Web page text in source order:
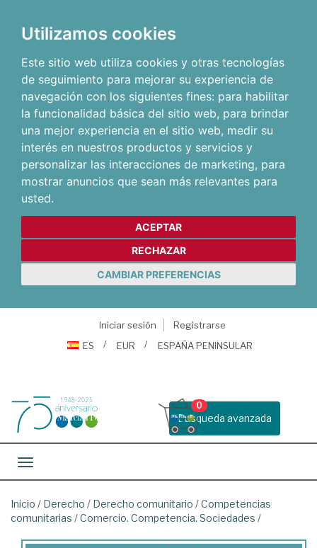
Utilizamos cookies
Este sitio web utiliza cookies y otras tecnologías
de seguimiento para mejorar su experiencia de
navegación con los siguientes fines: para habilitar
la funcionalidad básica del sitio web, para brindar
una mejor experiencia en el sitio web, medir su
interés en nuestros productos y servicios y
personalizar las interacciones de marketing, para
mostrar anuncios que sean más relevantes para
usted.
ACEPTAR
RECHAZAR
CAMBIAR PREFERENCIAS
Iniciar sesión
Registrarse
ES
EUR ESPAÑA PENINSULAR
Busqueda avanzada
0
Toggle navigation
Inicio / Derecho / Derecho comunitario /Competencias
comunitarias /Comercio. Competencia. Sociedades /